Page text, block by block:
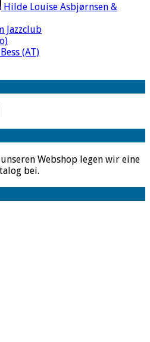
Hilde Louise Asbjørnsen &
Jazzclub
(AT)
Webshop legen wir eine
bei.